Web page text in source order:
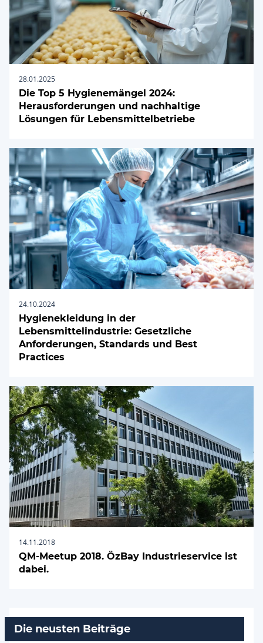
28.01.2025
Die Top 5 Hygienemängel 2024:
Herausforderungen und nachhaltige
Lösungen für Lebensmittelbetriebe
24.10.2024
Hygienekleidung in der
Lebensmittelindustrie: Gesetzliche
Anforderungen, Standards und Best
Practices
14.11.2018
QM-Meetup 2018. ÖzBay Industrieservice ist
dabei.
Die neusten Beiträge